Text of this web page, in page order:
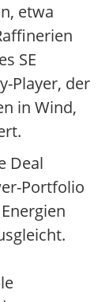
etwa
SE
Player, der
in Wind,
Deal
Portfolio